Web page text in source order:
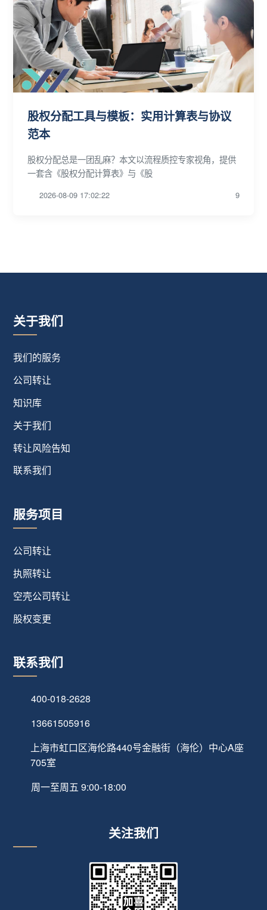
股权分配工具与模板：实用计算表与协议
范本
股权分配总是一团乱麻？本文以流程质控专家视角，提供
一套含《股权分配计算表》与《股
2026-08-09 17:02:22 9
关于我们
我们的服务
公司转让
知识库
关于我们
转让风险告知
联系我们
服务项目
公司转让
执照转让
空壳公司转让
股权变更
联系我们
400-018-2628
13661505916
上海市虹口区海伦路440号金融街（海伦）中心A座
705室
周一至周五 9:00-18:00
关注我们